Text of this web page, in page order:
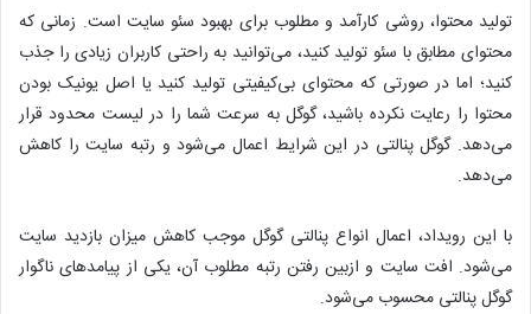
تولید محتوا، روشی کارآمد و مطلوب برای بهبود سئو سایت است. زمانی که
محتوای مطابق با سئو تولید کنید، می‌توانید به راحتی کاربران زیادی را جذب
کنید؛ اما در صورتی که محتوای بی‌کیفیتی تولید کنید یا اصل یونیک بودن
محتوا را رعایت نکرده باشید، گوگل به سرعت شما را در لیست محدود قرار
می‌دهد. گوگل پنالتی در این شرایط اعمال می‌شود و رتبه سایت را کاهش
می‌دهد.
با این رویداد، اعمال انواع پنالتی گوگل موجب کاهش میزان بازدید سایت
می‌شود. افت سایت و ازبین رفتن رتبه مطلوب آن، یکی از پیامدهای ناگوار
گوگل پنالتی محسوب می‌شود.